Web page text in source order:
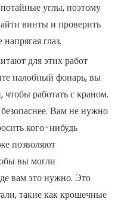
углы, поэтому
винты и проверить
глаз.
для этих работ
налобный фонарь, вы
работать с краном.
Вам не нужно
кого-нибудь
позволяют
вы могли
вам это нужно. Это
такие как крошечные